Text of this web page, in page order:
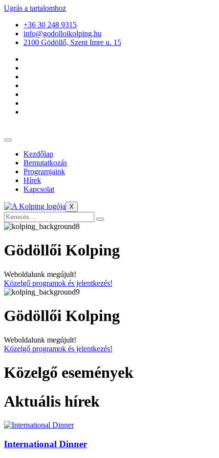
Ugrás a tartalomhoz
+36 30 248 9315
info@godolloikolping.hu
2100 Gödöllő, Szent Imre u. 15
Kezdőlap
Bemutatkozás
Programjaink
Hírek
Kapcsolat
X
Gödöllői Kolping
Weboldalunk megújult!
Közelgő programok és jelentkezés!
Gödöllői Kolping
Weboldalunk megújult!
Közelgő programok és jelentkezés!
Közelgő események
Aktuális hírek
International Dinner